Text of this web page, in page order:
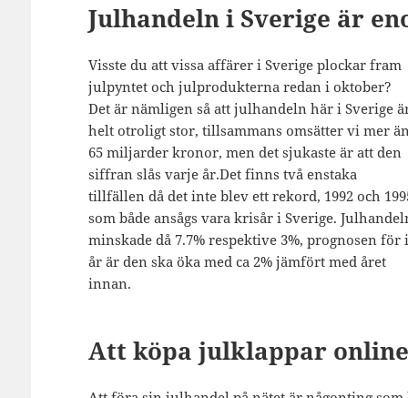
Julhandeln i Sverige är
Visste du att vissa affärer i Sverige plockar fram
julpyntet och julprodukterna redan i oktober?
Det är nämligen så att julhandeln här i Sverige
helt otroligt stor, tillsammans omsätter vi mer
65 miljarder kronor, men det sjukaste är att den
siffran slås varje år.Det finns två enstaka
tillfällen då det inte blev ett rekord, 1992 och
som både ansågs vara krisår i Sverige.
minskade då 7.7% respektive 3%, prognosen för i
år är den ska öka med ca 2% jämfört med året
innan.
Att köpa julklappar online